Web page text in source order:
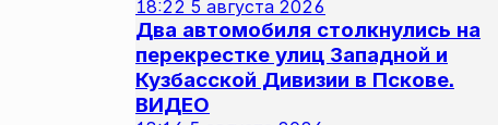
18:22 5 августа 2026
Два автомобиля столкнулись на
перекрестке улиц Западной и
Кузбасской Дивизии в Пскове.
ВИДЕО